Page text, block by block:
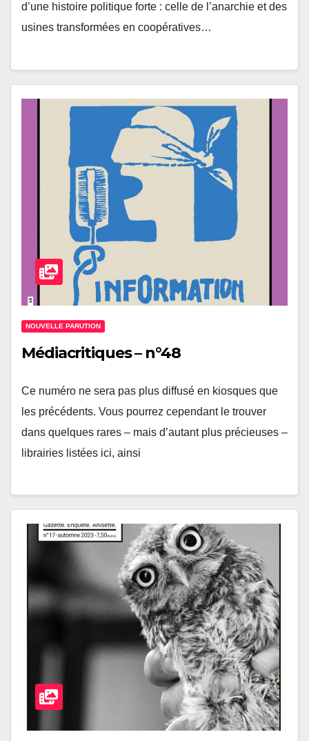
d’une histoire politique forte : celle de l’anarchie et des
usines transformées en coopératives…
NOUVELLE PARUTION
Médiacritiques – n°48
Ce numéro ne sera pas plus diffusé en kiosques que
les précédents. Vous pourrez cependant le trouver
dans quelques rares – mais d’autant plus précieuses –
librairies listées ici, ainsi